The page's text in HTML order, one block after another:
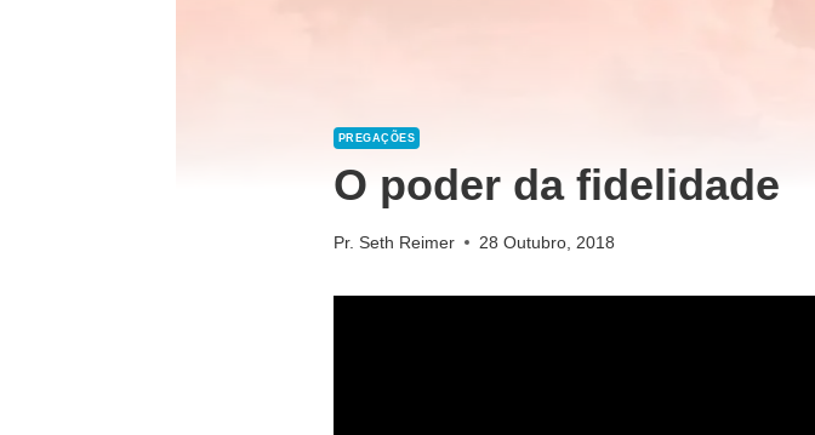
PREGAÇÕES
O poder da fidelidade
Pr. Seth Reimer 28 Outubro, 2018